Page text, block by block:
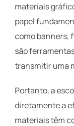
materiais
papel
como banners,
são
transmitir uma
Portanto, a
diretamente a
materiais têm